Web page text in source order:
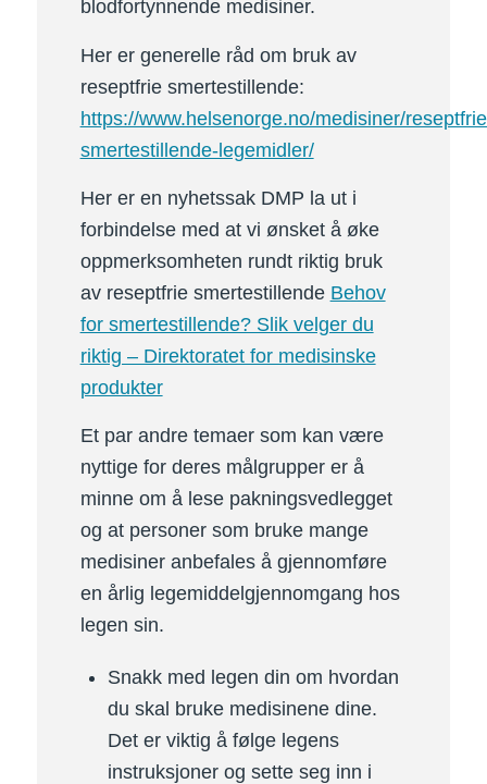
blodfortynnende medisiner.
Her er generelle råd om bruk av
reseptfrie smertestillende:
https://www.helsenorge.no/medisiner/
smertestillende-legemidler/
Her er en nyhetssak DMP la ut i
forbindelse med at vi ønsket å øke
oppmerksomheten rundt riktig bruk
av reseptfrie smertestillende Behov
for smertestillende? Slik velger du
riktig – Direktoratet for medisinske
produkter
Et par andre temaer som kan være
nyttige for deres målgrupper er å
minne om å lese pakningsvedlegget
og at personer som bruke mange
medisiner anbefales å gjennomføre
en årlig legemiddelgjennomgang hos
legen sin.
Snakk med legen din om hvordan
du skal bruke medisinene dine.
Det er viktig å følge legens
instruksjoner og sette seg inn i